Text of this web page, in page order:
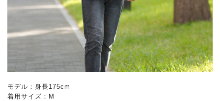
モデル：身長175cm
着用サイズ：M